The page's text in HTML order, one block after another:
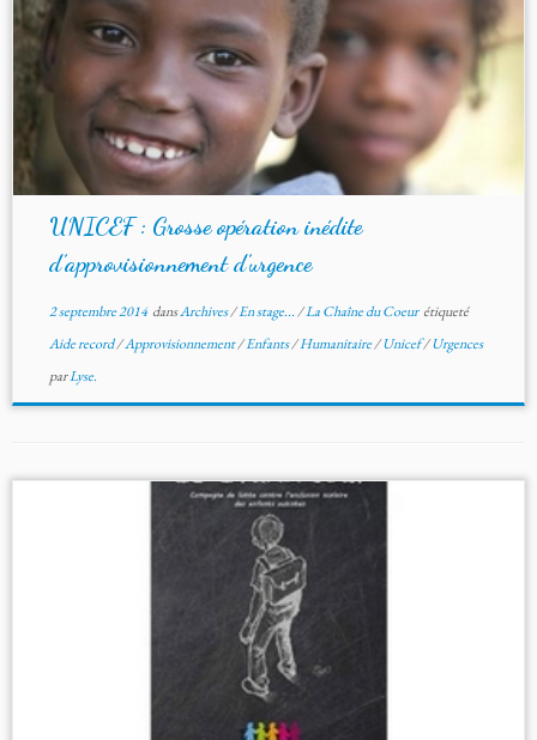
UNICEF : Grosse opération inédite
d’approvisionnement d’urgence
2 septembre 2014dansArchives/En stage.../La Chaîne du Coeur étiqueté
Aide record/Approvisionnement/Enfants/Humanitaire/Unicef/Urgences
parLyse.